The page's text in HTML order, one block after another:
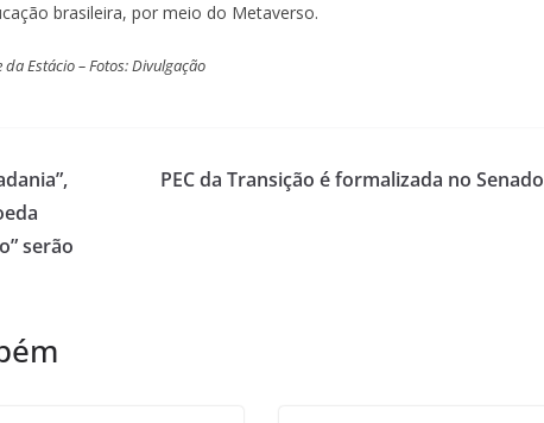
brasileira, por meio do Metaverso.
Estácio – Fotos: Divulgação
serão
PEC da Transição é formalizada no Senado